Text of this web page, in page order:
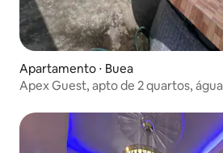
Apartamento ⋅ Buea
Apex Guest, apto de 2 quartos,